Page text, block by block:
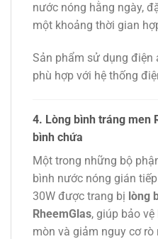
nước nóng hằng ngày,
một khoảng thời gian
Sản phẩm sử dụng điện
phù hợp với hệ thống
4. Lòng bình tráng men
bình chứa
Một trong những bộ
bình nước nóng gián
30W được trang bị lòng
RheemGlas, giúp bảo
mòn và giảm nguy cơ